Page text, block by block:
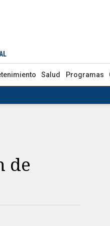
Salud Programas
de las FARC
de